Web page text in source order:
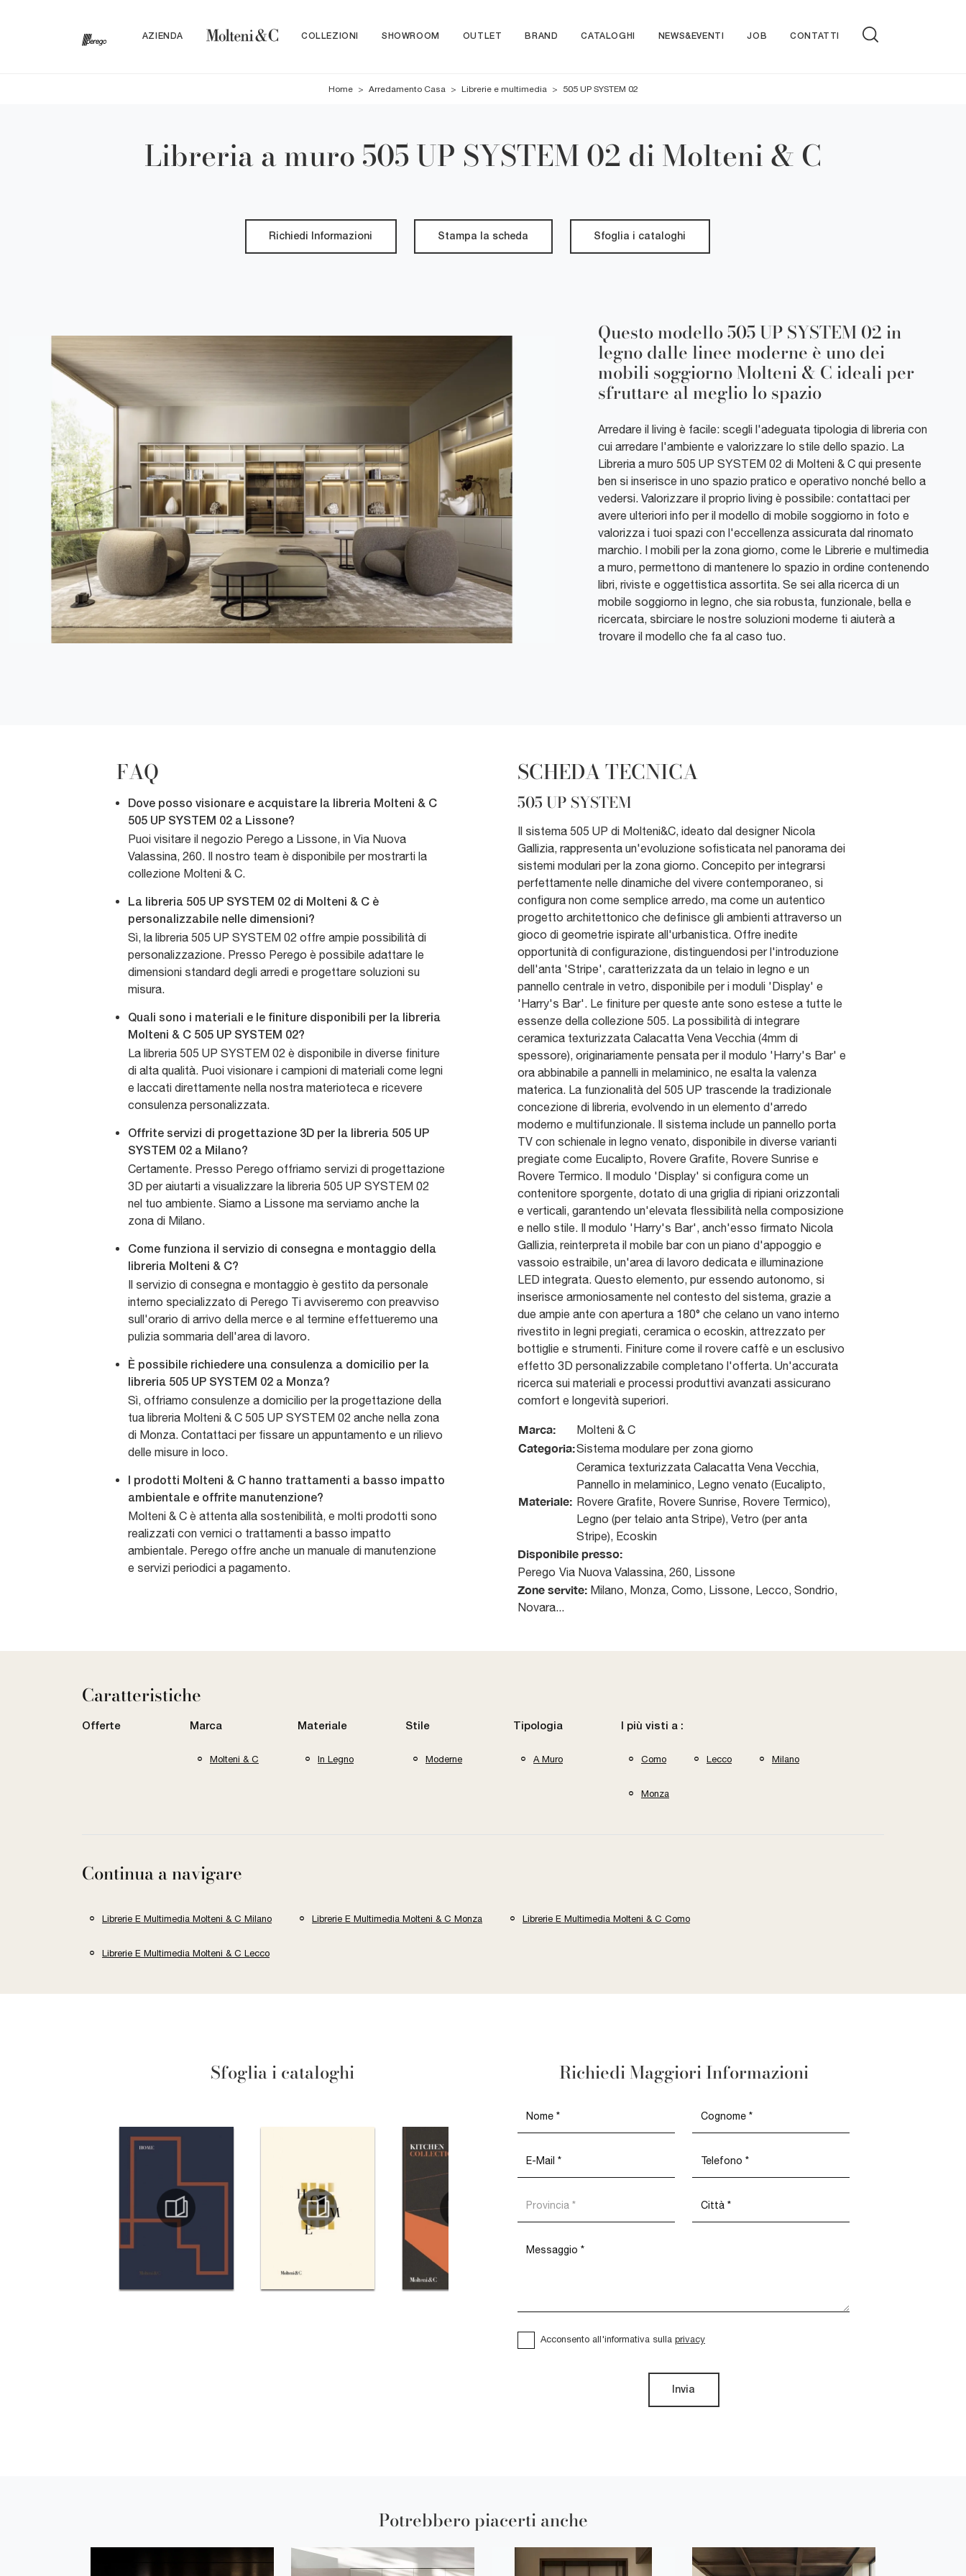
AZIENDA COLLEZIONI SHOWROOM OUTLET BRAND CATALOGHI NEWS&EVENTI JOB CONTATTI
Home > Arredamento Casa > Librerie e multimedia > 505 UP SYSTEM 02
Libreria a muro 505 UP SYSTEM 02 di Molteni & C
Richiedi Informazioni Stampa la scheda Sfoglia i cataloghi
Questo modello 505 UP SYSTEM 02 in
legno dalle linee moderne è uno dei
mobili soggiorno Molteni & C ideali per
sfruttare al meglio lo spazio
Arredare il living è facile: scegli l'adeguata tipologia di libreria con
cui arredare l'ambiente e valorizzare lo stile dello spazio. La
Libreria a muro 505 UP SYSTEM 02 di Molteni & C qui presente
ben si inserisce in uno spazio pratico e operativo nonché bello a
vedersi. Valorizzare il proprio living è possibile: contattaci per
avere ulteriori info per il modello di mobile soggiorno in foto e
valorizza i tuoi spazi con l'eccellenza assicurata dal rinomato
marchio. I mobili per la zona giorno, come le Librerie e multimedia
a muro, permettono di mantenere lo spazio in ordine contenendo
libri, riviste e oggettistica assortita. Se sei alla ricerca di un
mobile soggiorno in legno, che sia robusta, funzionale, bella e
ricercata, sbirciare le nostre soluzioni moderne ti aiuterà a
trovare il modello che fa al caso tuo.
FAQ
Dove posso visionare e acquistare la libreria Molteni & C
505 UP SYSTEM 02 a Lissone?
Puoi visitare il negozio Perego a Lissone, in Via Nuova
Valassina, 260. Il nostro team è disponibile per mostrarti la
collezione Molteni & C.
La libreria 505 UP SYSTEM 02 di Molteni & C è
personalizzabile nelle dimensioni?
Sì, la libreria 505 UP SYSTEM 02 offre ampie possibilità di
personalizzazione. Presso Perego è possibile adattare le
dimensioni standard degli arredi e progettare soluzioni su
misura.
Quali sono i materiali e le finiture disponibili per la libreria
Molteni & C 505 UP SYSTEM 02?
La libreria 505 UP SYSTEM 02 è disponibile in diverse finiture
di alta qualità. Puoi visionare i campioni di materiali come legni
e laccati direttamente nella nostra materioteca e ricevere
consulenza personalizzata.
Offrite servizi di progettazione 3D per la libreria 505 UP
SYSTEM 02 a Milano?
Certamente. Presso Perego offriamo servizi di progettazione
3D per aiutarti a visualizzare la libreria 505 UP SYSTEM 02
nel tuo ambiente. Siamo a Lissone ma serviamo anche la
zona di Milano.
Come funziona il servizio di consegna e montaggio della
libreria Molteni & C?
Il servizio di consegna e montaggio è gestito da personale
interno specializzato di Perego Ti avviseremo con preavviso
sull'orario di arrivo della merce e al termine effettueremo una
pulizia sommaria dell'area di lavoro.
È possibile richiedere una consulenza a domicilio per la
libreria 505 UP SYSTEM 02 a Monza?
Sì, offriamo consulenze a domicilio per la progettazione della
tua libreria Molteni & C 505 UP SYSTEM 02 anche nella zona
di Monza. Contattaci per fissare un appuntamento e un rilievo
delle misure in loco.
I prodotti Molteni & C hanno trattamenti a basso impatto
ambientale e offrite manutenzione?
Molteni & C è attenta alla sostenibilità, e molti prodotti sono
realizzati con vernici o trattamenti a basso impatto
ambientale. Perego offre anche un manuale di manutenzione
e servizi periodici a pagamento.
SCHEDA TECNICA
505 UP SYSTEM
Il sistema 505 UP di Molteni&C, ideato dal designer Nicola
Gallizia, rappresenta un'evoluzione sofisticata nel panorama dei
sistemi modulari per la zona giorno. Concepito per integrarsi
perfettamente nelle dinamiche del vivere contemporaneo, si
configura non come semplice arredo, ma come un autentico
progetto architettonico che definisce gli ambienti attraverso un
gioco di geometrie ispirate all'urbanistica. Offre inedite
opportunità di configurazione, distinguendosi per l'introduzione
dell'anta 'Stripe', caratterizzata da un telaio in legno e un
pannello centrale in vetro, disponibile per i moduli 'Display' e
'Harry's Bar'. Le finiture per queste ante sono estese a tutte le
essenze della collezione 505. La possibilità di integrare
ceramica texturizzata Calacatta Vena Vecchia (4mm di
spessore), originariamente pensata per il modulo 'Harry's Bar' e
ora abbinabile a pannelli in melaminico, ne esalta la valenza
materica. La funzionalità del 505 UP trascende la tradizionale
concezione di libreria, evolvendo in un elemento d'arredo
moderno e multifunzionale. Il sistema include un pannello porta
TV con schienale in legno venato, disponibile in diverse varianti
pregiate come Eucalipto, Rovere Grafite, Rovere Sunrise e
Rovere Termico. Il modulo 'Display' si configura come un
contenitore sporgente, dotato di una griglia di ripiani orizzontali
e verticali, garantendo un'elevata flessibilità nella composizione
e nello stile. Il modulo 'Harry's Bar', anch'esso firmato Nicola
Gallizia, reinterpreta il mobile bar con un piano d'appoggio e
vassoio estraibile, un'area di lavoro dedicata e illuminazione
LED integrata. Questo elemento, pur essendo autonomo, si
inserisce armoniosamente nel contesto del sistema, grazie a
due ampie ante con apertura a 180° che celano un vano interno
rivestito in legni pregiati, ceramica o ecoskin, attrezzato per
bottiglie e strumenti. Finiture come il rovere caffè e un esclusivo
effetto 3D personalizzabile completano l'offerta. Un'accurata
ricerca sui materiali e processi produttivi avanzati assicurano
comfort e longevità superiori.
Marca: Molteni & C
Categoria:Sistema modulare per zona giorno
Materiale:
Ceramica texturizzata Calacatta Vena Vecchia,
Pannello in melaminico, Legno venato (Eucalipto,
Rovere Grafite, Rovere Sunrise, Rovere Termico),
Legno (per telaio anta Stripe), Vetro (per anta
Stripe), Ecoskin
Disponibile presso:
Perego Via Nuova Valassina, 260, Lissone
Zone servite: Milano, Monza, Como, Lissone, Lecco, Sondrio,
Novara...
Caratteristiche
Offerte Marca
Molteni & C
Materiale
In Legno
Stile
Moderne
Tipologia
A Muro
I più visti a :
Como Lecco Milano
Monza
Continua a navigare
Librerie E Multimedia Molteni & C Milano Librerie E Multimedia Molteni & C Monza Librerie E Multimedia Molteni & C Como
Librerie E Multimedia Molteni & C Lecco
Sfoglia i cataloghi Richiedi Maggiori Informazioni
Acconsento all'informativa sulla privacy
Invia
Potrebbero piacerti anche